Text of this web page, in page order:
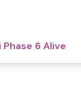
6 Alive